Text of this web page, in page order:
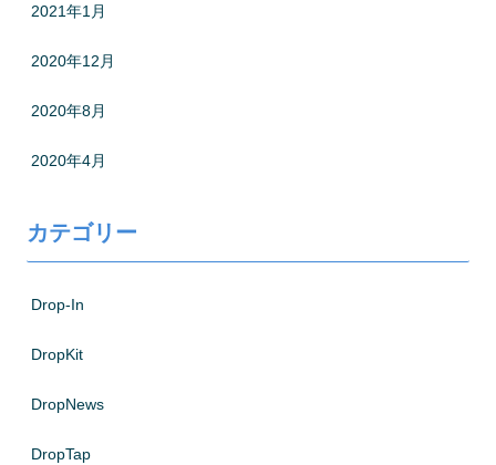
2021年1月
2020年12月
2020年8月
2020年4月
カテゴリー
Drop-In
DropKit
DropNews
DropTap